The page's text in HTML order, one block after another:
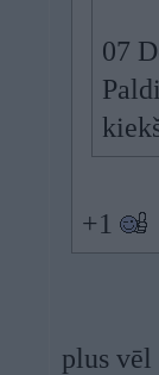
07
+1
plus